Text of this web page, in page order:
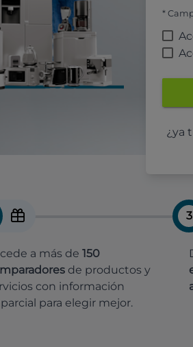
*
¿ya
a más de 150
de productos y
con información
para elegir mejor.
3